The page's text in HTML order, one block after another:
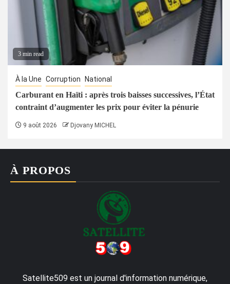
3 min read
À la Une Corruption National
Carburant en Haïti : après trois baisses successives, l’État
contraint d’augmenter les prix pour éviter la pénurie
9 août 2026 Djovany MICHEL
À PROPOS
Satellite509 est un journal d'information numérique,